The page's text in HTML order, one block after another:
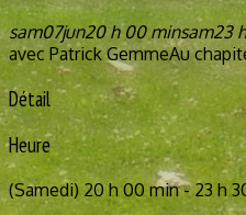
sam07jun20 h 00 minsam23
avec Patrick GemmeAu
Détail
Heure
(Samedi) 20 h 00 min - 23 h